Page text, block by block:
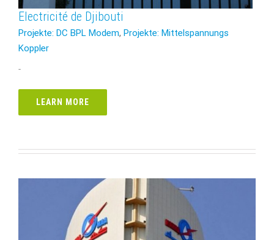
Electricité de Djibouti
Projekte: DC BPL Modem, Projekte: Mittelspannungs
Koppler
-
LEARN MORE